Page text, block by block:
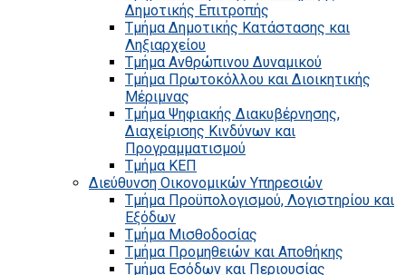
Δημοτικής Επιτροπής
Τμήμα Δημοτικής Κατάστασης και
Ληξιαρχείου
Τμήμα Ανθρώπινου Δυναμικού
Τμήμα Πρωτοκόλλου και Διοικητικής
Μέριμνας
Τμήμα Ψηφιακής Διακυβέρνησης,
Διαχείρισης Κινδύνων και
Προγραμματισμού
Τμήμα ΚΕΠ
Διεύθυνση Οικονομικών Υπηρεσιών
Τμήμα Προϋπολογισμού, Λογιστηρίου και
Εξόδων
Τμήμα Μισθοδοσίας
Τμήμα Προμηθειών και Αποθήκης
Τμήμα Εσόδων και Περιουσίας